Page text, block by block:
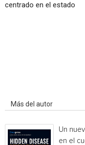
centrado en el estado
Más del autor
Un
en el